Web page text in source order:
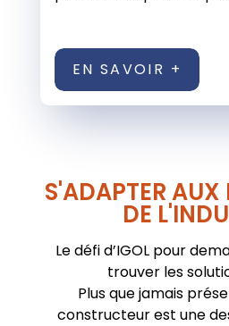
EN SAVOIR +
S'ADAPTER AUX
DE
Le défi d’IGOL pour
trouver les
Plus que jamais
constructeur est une